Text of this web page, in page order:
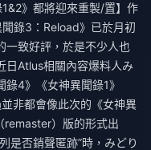
》都將迎來重製/置】作
錄3：Reload》已於月初
一致好評，於是不少人也
日Atlus相關內容爆料人み
4》《女神異聞錄1》
非都會像此次的《女神異
remaster）版的形式出
是否銷聲匿跡”時，みどり